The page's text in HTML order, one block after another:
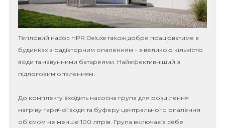
Тепловий насос HPR Deluxe також добре працюватиме в
будинках з радіаторним опаленням - з великою кількістю
води та чавунними батареями. Найефективніший з
підлоговим опаленням.
До комплекту входить насосна група для розділення
нагріву гарячої води та буферу центрального опалення
об'ємом не менше 100 літрів. Група включає в себе